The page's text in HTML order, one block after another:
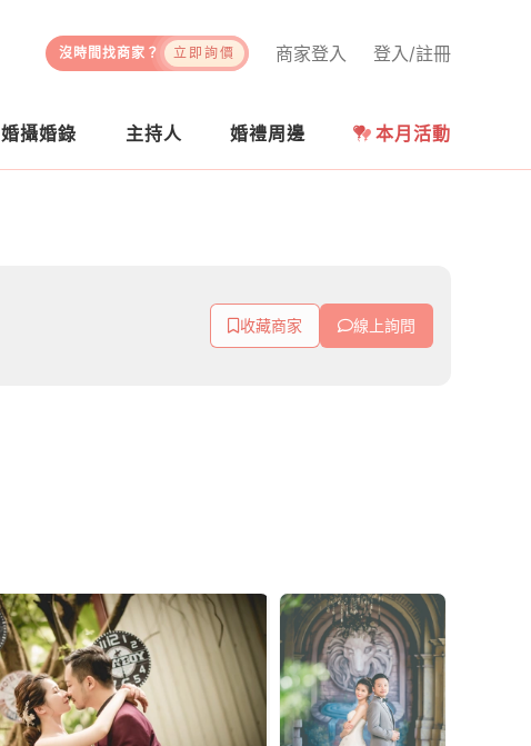
登入/註冊
商家登入
沒時間找商家？ 立即詢價
婚攝婚錄 主持人 婚禮周邊 本月活動
收藏商家 線上詢問